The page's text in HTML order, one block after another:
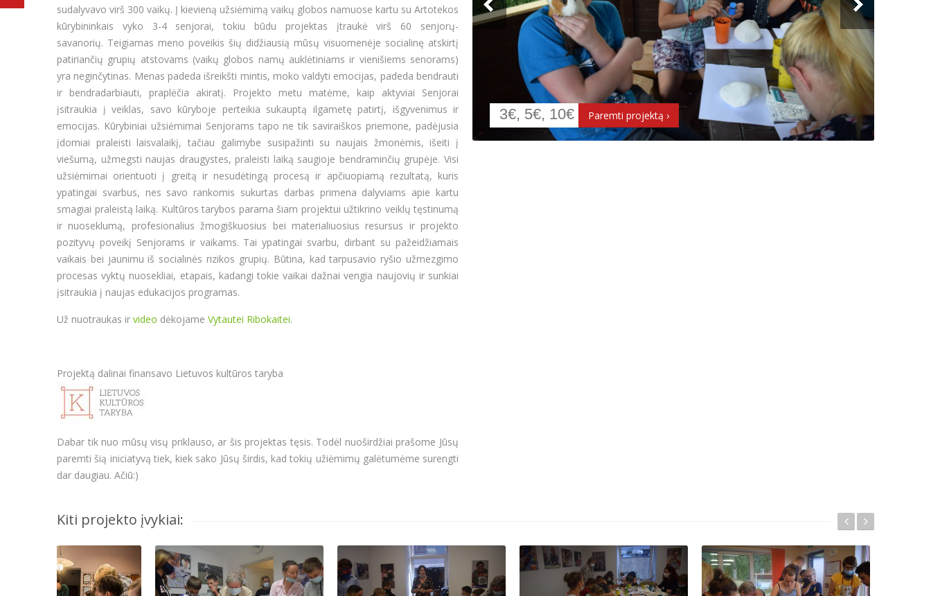
sudalyvavo virš 300 vaikų. Į kievieną užsiėmimą vaikų globos namuose kartu su Artotekos
kūrybininkais vyko 3-4 senjorai, tokiu būdu projektas įtraukė virš 60 senjorų-
savanorių. Teigiamas meno poveikis šių didžiausią mūsų visuomenėje socialinę atskirtį
patiriančių grupių atstovams (vaikų globos namų auklėtiniams ir vienišiems senorams)
yra neginčytinas. Menas padeda išreikšti mintis, moko valdyti emocijas, padeda bendrauti
ir bendradarbiauti, praplėčia akiratį. Projekto metu matėme, kaip aktyviai Senjorai
įsitraukia į veiklas, savo kūryboje perteikia sukauptą ilgametę patirtį, išgyvenimus ir
emocijas. Kūrybiniai užsiėmimai Senjorams tapo ne tik saviraiškos priemone, padėjusia
įdomiai praleisti laisvalaikį, tačiau galimybe susipažinti su naujais žmonėmis, išeiti į
viešumą, užmegsti naujas draugystes, praleisti laiką saugioje bendraminčių grupėje. Visi
užsiėmimai orientuoti į greitą ir nesudėtingą procesą ir apčiuopiamą rezultatą, kuris
ypatingai svarbus, nes savo rankomis sukurtas darbas primena dalyviams apie kartu
smagiai praleistą laiką. Kultūros tarybos parama šiam projektui užtikrino veiklų tęstinumą
ir nuoseklumą, profesionalius žmogiškuosius bei materialiuosius resursus ir projekto
pozityvų poveikį Senjorams ir vaikams. Tai ypatingai svarbu, dirbant su pažeidžiamais
vaikais bei jaunimu iš socialinės rizikos grupių. Būtina, kad tarpusavio ryšio užmezgimo
procesas vyktų nuosekliai, etapais, kadangi tokie vaikai dažnai vengia naujovių ir sunkiai
įsitraukia į naujas edukacijos programas.
Už nuotraukas ir video dėkojame Vytautei Ribokaitei.
Projektą dalinai finansavo Lietuvos kultūros taryba
Dabar tik nuo mūsų visų priklauso, ar šis projektas tęsis. Todėl nuoširdžiai prašome Jūsų
paremti šią iniciatyvą tiek, kiek sako Jūsų širdis, kad tokių užiėmimų galėtumėme surengti
dar daugiau. Ačiū:)
Kiti projekto įvykiai: